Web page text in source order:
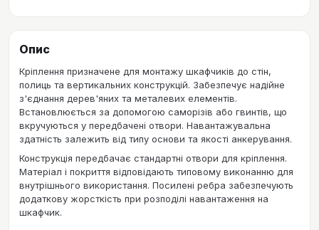
Опис
Кріплення призначене для монтажу шкафчиків до стін,
полиць та вертикальних конструкцій. Забезпечує надійне
з'єднання дерев'яних та металевих елементів.
Встановлюється за допомогою саморізів або гвинтів, що
вкручуються у передбачені отвори. Навантажувальна
здатність залежить від типу основи та якості анкерування.
Конструкція передбачає стандартні отвори для кріплення.
Матеріал і покриття відповідають типовому виконанню для
внутрішнього використання. Посилені ребра забезпечують
додаткову жорсткість при розподілі навантаження на
шкафчик.